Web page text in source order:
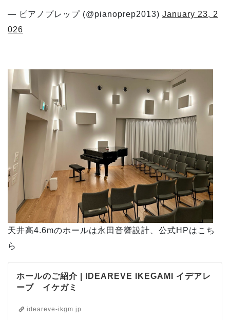
— ピアノプレップ (@pianoprep2013) January 23, 2
026
天井高4.6mのホールは永田音響設計、公式HPはこち
ら
ホールのご紹介 | IDEAREVE IKEGAMI イデアレ
ーブ イケガミ
ideareve-ikgm.jp